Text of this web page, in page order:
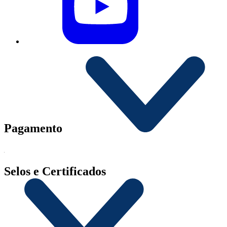
Pagamento
Selos e Certificados